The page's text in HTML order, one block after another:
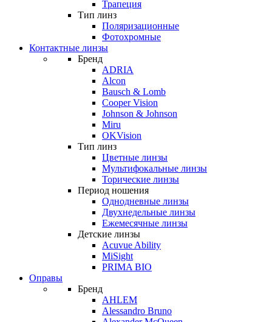
Трапеция
Тип линз
Поляризационные
Фотохромные
Контактные линзы
Бренд
ADRIA
Alcon
Bausch & Lomb
Cooper Vision
Johnson & Johnson
Miru
OKVision
Тип линз
Цветные линзы
Мультифокальные линзы
Торические линзы
Период ношения
Однодневные линзы
Двухнедельные линзы
Ежемесячные линзы
Детские линзы
Acuvue Ability
MiSight
PRIMA BIO
Оправы
Бренд
AHLEM
Alessandro Bruno